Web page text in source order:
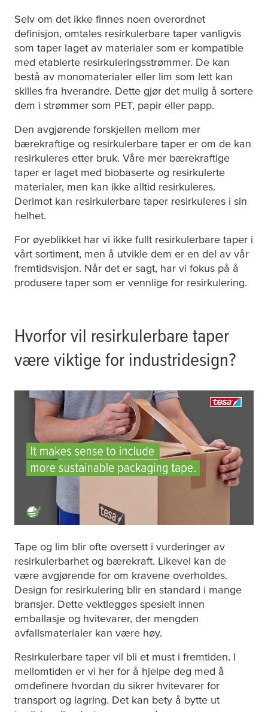
Selv om det ikke finnes noen overordnet
definisjon, omtales resirkulerbare taper vanligvis
som taper laget av materialer som er kompatible
med etablerte resirkuleringsstrømmer. De kan
bestå av monomaterialer eller lim som lett kan
skilles fra hverandre. Dette gjør det mulig å sortere
dem i strømmer som PET, papir eller papp.
Den avgjørende forskjellen mellom mer
bærekraftige og resirkulerbare taper er om de kan
resirkuleres etter bruk. Våre mer bærekraftige
taper er laget med biobaserte og resirkulerte
materialer, men kan ikke alltid resirkuleres.
Derimot kan resirkulerbare taper resirkuleres i sin
helhet.
For øyeblikket har vi ikke fullt resirkulerbare taper i
vårt sortiment, men å utvikle dem er en del av vår
fremtidsvisjon. Når det er sagt, har vi fokus på å
produsere taper som er vennlige for resirkulering.
Hvorfor vil resirkulerbare taper
være viktige for industridesign?
Tape og lim blir ofte oversett i vurderinger av
resirkulerbarhet og bærekraft. Likevel kan de
være avgjørende for om kravene overholdes.
Design for resirkulering blir en standard i mange
bransjer. Dette vektlegges spesielt innen
emballasje og hvitevarer, der mengden
avfallsmaterialer kan være høy.
Resirkulerbare taper vil bli et must i fremtiden. I
mellomtiden er vi her for å hjelpe deg med å
omdefinere hvordan du sikrer hvitevarer for
transport og lagring. Det kan bety å bytte ut